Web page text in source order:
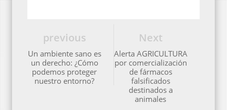
Next
Alerta AGRICULTURA
por comercialización
de fármacos
falsificados
destinados a
animales
previous
Un ambiente sano es
un derecho: ¿Cómo
podemos proteger
nuestro entorno?